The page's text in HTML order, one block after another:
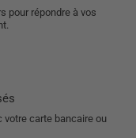
pour répondre à vos
votre carte bancaire ou